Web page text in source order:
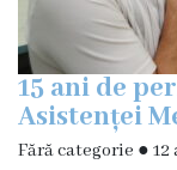
15 ani de
Asistenței
Fără categorie ● 12